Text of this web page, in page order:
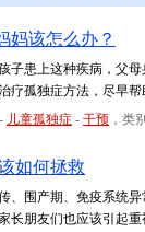
妈该怎么办？
子患上这种疾病，父
疗孤独症方法，尽早帮
- 儿童孤独症 - 干预 ，类
如何拯救
、围产期、免疫系统
长朋友们也应该引起